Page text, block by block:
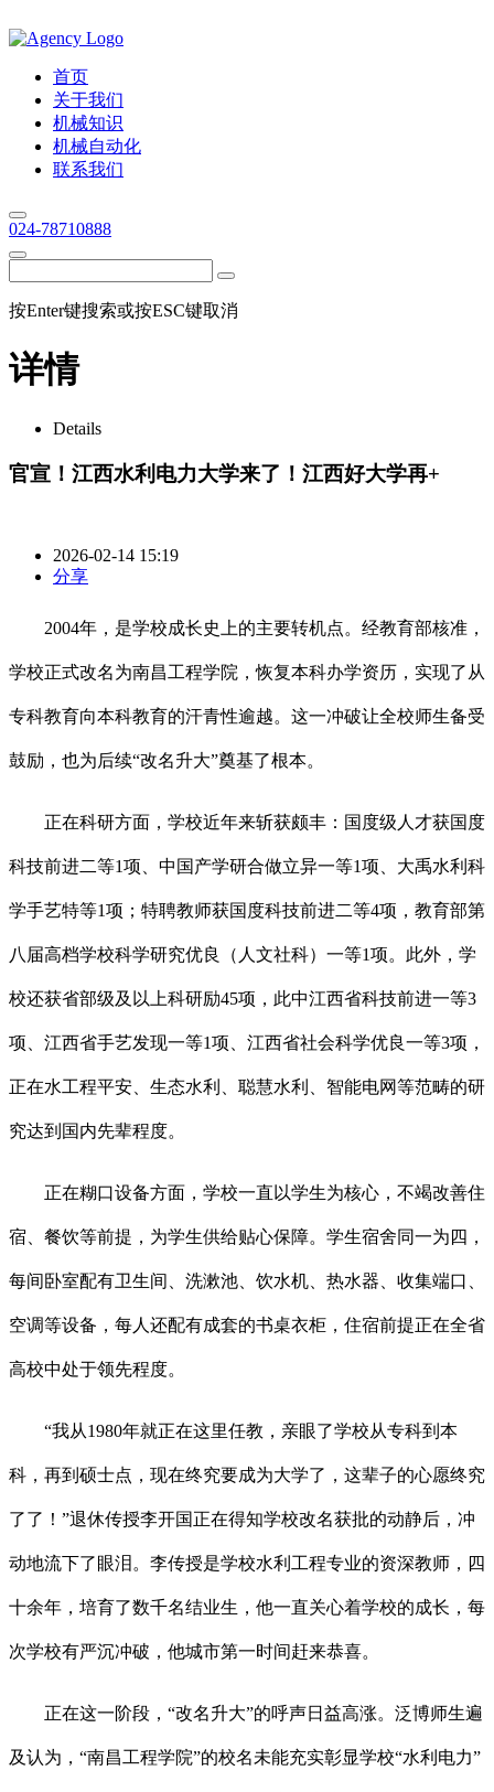
首页
关于我们
机械知识
机械自动化
联系我们
024-78710888
按Enter键搜索或按ESC键取消
详情
Details
官宣！江西水利电力大学来了！江西好大学再+
2026-02-14 15:19
分享
2004年，是学校成长史上的主要转机点。经教育部核准，
学校正式改名为南昌工程学院，恢复本科办学资历，实现了从
专科教育向本科教育的汗青性逾越。这一冲破让全校师生备受
鼓励，也为后续“改名升大”奠基了根本。
正在科研方面，学校近年来斩获颇丰：国度级人才获国度
科技前进二等1项、中国产学研合做立异一等1项、大禹水利科
学手艺特等1项；特聘教师获国度科技前进二等4项，教育部第
八届高档学校科学研究优良（人文社科）一等1项。此外，学
校还获省部级及以上科研励45项，此中江西省科技前进一等3
项、江西省手艺发现一等1项、江西省社会科学优良一等3项，
正在水工程平安、生态水利、聪慧水利、智能电网等范畴的研
究达到国内先辈程度。
正在糊口设备方面，学校一直以学生为核心，不竭改善住
宿、餐饮等前提，为学生供给贴心保障。学生宿舍同一为四，
每间卧室配有卫生间、洗漱池、饮水机、热水器、收集端口、
空调等设备，每人还配有成套的书桌衣柜，住宿前提正在全省
高校中处于领先程度。
“我从1980年就正在这里任教，亲眼了学校从专科到本
科，再到硕士点，现在终究要成为大学了，这辈子的心愿终究
了了！”退休传授李开国正在得知学校改名获批的动静后，冲
动地流下了眼泪。李传授是学校水利工程专业的资深教师，四
十余年，培育了数千名结业生，他一直关心着学校的成长，每
次学校有严沉冲破，他城市第一时间赶来恭喜。
正在这一阶段，“改名升大”的呼声日益高涨。泛博师生遍
及认为，“南昌工程学院”的校名未能充实彰显学校“水利电力”